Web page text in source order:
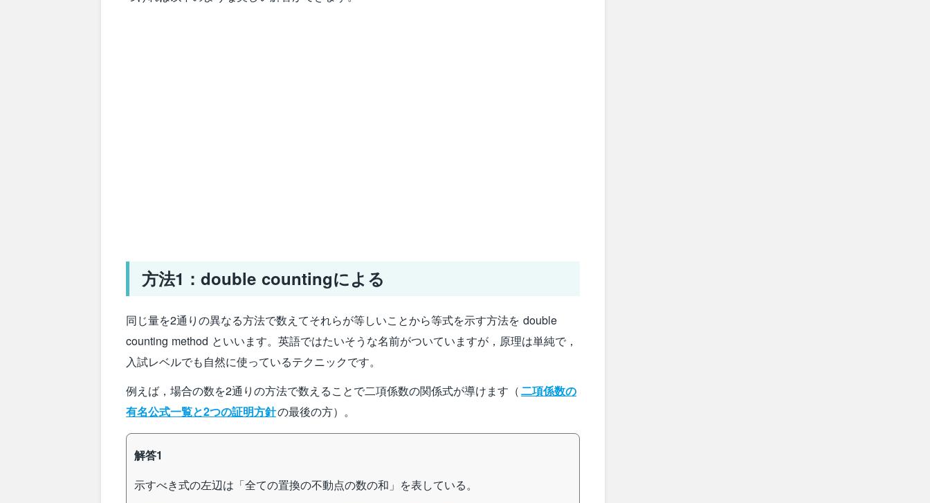
方法1：double countingによる
同じ量を2通りの異なる方法で数えてそれらが等しいことから等式を示す方法を double
counting method といいます。英語ではたいそうな名前がついていますが，原理は単純で，
入試レベルでも自然に使っているテクニックです。
例えば，場合の数を2通りの方法で数えることで二項係数の関係式が導けます（二項係数の
有名公式一覧と2つの証明方針の最後の方）。
解答1
示すべき式の左辺は「全ての置換の不動点の数の和」を表している。